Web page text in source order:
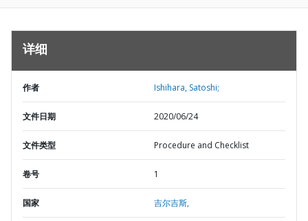
详细
作者 Ishihara, Satoshi;
文件日期 2020/06/24
文件类型 Procedure and Checklist
卷号 1
国家 吉尔吉斯,